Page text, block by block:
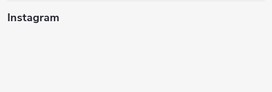
Instagram